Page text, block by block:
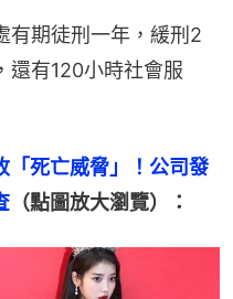
有期徒刑一年，緩刑2
還有120小時社會服
「死亡威脅」！公司發
（點圖放大瀏覽）：